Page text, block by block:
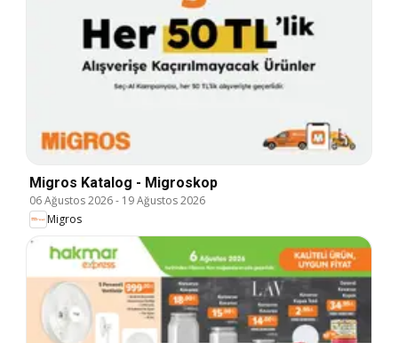
Migros Katalog - Migroskop
06 Ağustos 2026- 19 Ağustos 2026
Migros